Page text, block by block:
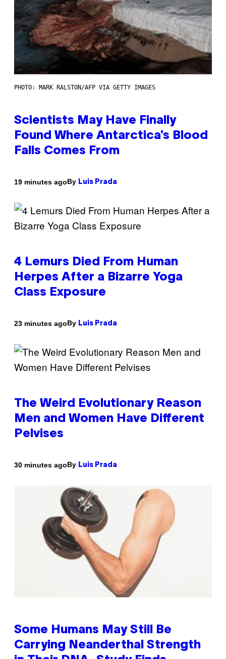
PHOTO: MARK RALSTON/AFP VIA GETTY IMAGES
Scientists May Have Finally
Found Where Antarctica’s Blood
Falls Comes From
19 minutes agoBy Luis Prada
4 Lemurs Died From Human
Herpes After a Bizarre Yoga
Class Exposure
23 minutes agoBy Luis Prada
The Weird Evolutionary Reason
Men and Women Have Different
Pelvises
30 minutes agoBy Luis Prada
Some Humans May Still Be
Carrying Neanderthal Strength